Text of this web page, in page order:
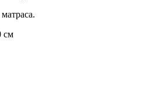
см